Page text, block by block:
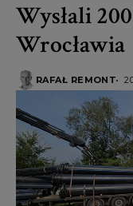
Wysłali
Wrocławia
RAFAŁ REMONT